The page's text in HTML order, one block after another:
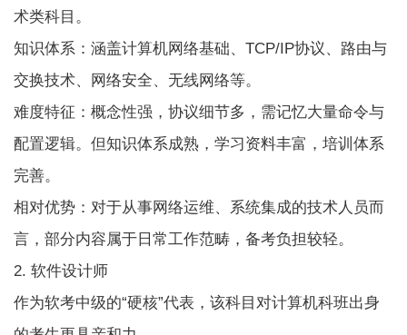
术类科目。
知识体系：涵盖计算机网络基础、TCP/IP协议、路由与
交换技术、网络安全、无线网络等。
难度特征：概念性强，协议细节多，需记忆大量命令与
配置逻辑。但知识体系成熟，学习资料丰富，培训体系
完善。
相对优势：对于从事网络运维、系统集成的技术人员而
言，部分内容属于日常工作范畴，备考负担较轻。
2. 软件设计师
作为软考中级的“硬核”代表，该科目对计算机科班出身